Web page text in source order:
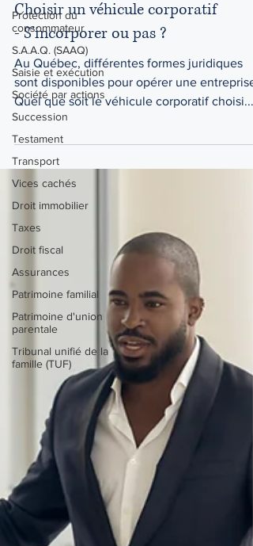
Protection du
consommateur
S.A.A.Q. (SAAQ)
Saisie et exécution
Société par actions
Succession
Testament
Transport
Vices cachés
Droit immobilier
Taxes
Droit fiscal
Assurances
Patrimoine familial
Patrimoine d'union
parentale
Tribunal unifié de la
famille (TUF)
Choisir un véhicule corporatif
- S’incorporer ou pas ?
Au Québec, différentes formes juridiques
sont disponibles pour opérer une entreprise.
Quel que soit le véhicule corporatif choisi...